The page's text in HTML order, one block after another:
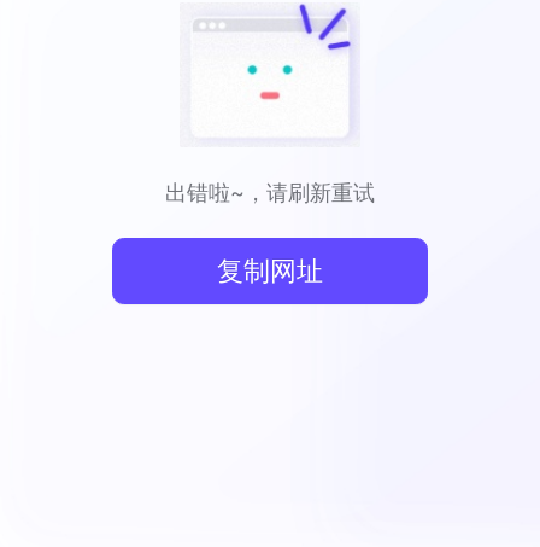
出错啦~，请刷新重试
复制网址